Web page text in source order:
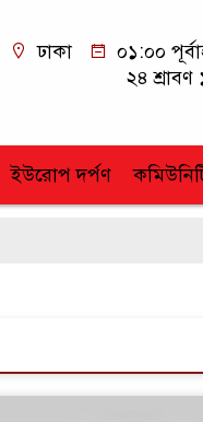
ঢাকা
০১:০০
২৪ শ্রাবণ
ইউরোপ দর্পণ